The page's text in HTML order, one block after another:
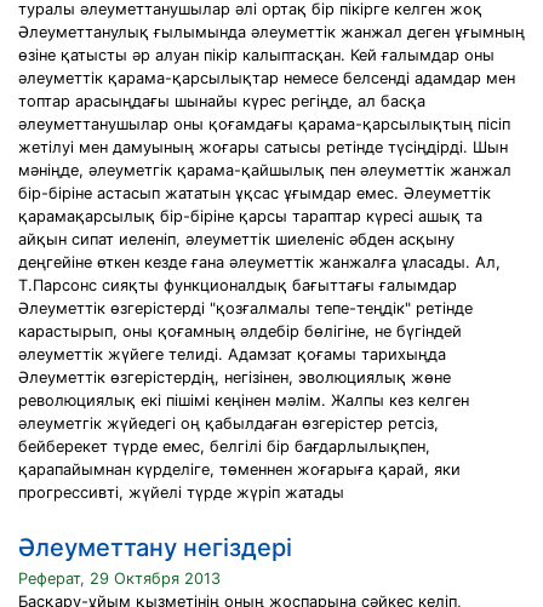
туралы әлеуметтанушылар әлі ортақ бір пікірге келген жоқ
Әлеуметтанулық ғылымында әлеуметтік жанжал деген ұғымның
өзіне қатысты әр алуан пікір калыптасқан. Кей ғалымдар оны
әлеуметтік қарама-қарсылықтар немесе белсенді адамдар мен
топтар арасыңдағы шынайы күрес регіңде, ал басқа
әлеуметтанушылар оны қоғамдағы қарама-қарсылықтың пісіп
жетілуі мен дамуының жоғары сатысы ретінде түсіңдірді. Шын
мәніңде, әлеуметгік қарама-қайшылық пен әлеуметтік жанжал
бір-біріне астасып жататын ұқсас ұғымдар емес. Әлеуметтік
қарамақарсылық бір-біріне қарсы тараптар күресі ашық та
айқын сипат иеленіп, әлеуметтік шиеленіс әбден асқыну
деңгейіне өткен кезде ғана әлеуметтік жанжалға ұласады. Ал,
Т.Парсонс сияқты функционалдық бағыттағы ғалымдар
Әлеуметтік өзгерістерді "қозғалмалы тепе-теңдік" ретінде
карастырып, оны қоғамның әлдебір бөлігіне, не бүгіндей
әлеуметтік жүйеге телиді. Адамзат қоғамы тарихыңда
Әлеуметтік өзгерістердің, негізінен, эволюциялық жөне
революциялық екі пішімі кеңінен мәлім. Жалпы кез келген
әлеуметгік жүйедегі оң қабылдаған өзгерістер ретсіз,
бейберекет түрде емес, белгілі бір бағдарлылықпен,
қарапайымнан күрделіге, төменнен жоғарыға қарай, яки
прогрессивті, жүйелі түрде жүріп жатады
Әлеуметтану негіздері
Реферат, 29 Октября 2013
Басқару-ұйым қызметінің оның жоспарына сәйкес келіп,